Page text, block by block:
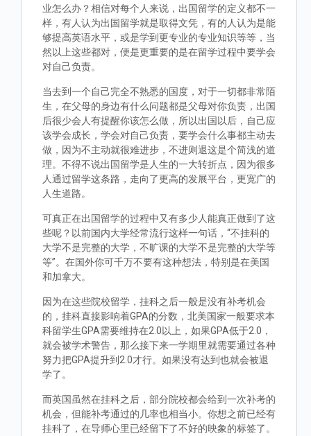
业怎么办？相信对每个人来说，出国留学的定义都不一
样，有人认为出国留学就是取得文凭，有的人认为是能
够提高英语水平，或是学到更专业的专业知识等等，当
然以上这些都对，便是更重要的是在留学过程中要学会
对自己负责。
当去到一个自己完全不熟悉的国度，对于一切都非常陌
生，在父母的身边有什么问题都是父母对你负责，出国
后很少会人有提醒你该怎么做，所以出国以后，自己应
该学会成长，学会对自己负责，要学会什么事都主动去
做，因为不主动就很难进步，不进则退这是个简浅的道
理。不得不说出国留学是人生的一大转折点，因为很多
人通过留学这条路，走向了更高的发展平台，更宽广的
人生道路。
可真正在出国留学的过程中又有多少人能真正做到了这
些呢？以前国内大学经常流行这样一句话，“不挂科的
大学不是完整的大学，不旷课的大学不是完整的大学等
等”。在国外你可千万不要有这种想法，特别是在美国
和加拿大。
因为在这些院校留学，挂科之后一般是没有补考机会
的，挂科直接影响着GPA的分数，北美国家一般要求本
科留学生GPA需要维持在2.0以上，如果GPA低于2.0，
就会被学术警告，那么接下来一学期里就需要通过各种
努力把GPA提升到2.0才行。如果没有达到也就会被退
学了。
而英国虽然在挂科之后，部分院校都会给到一次补考的
机会，但能补考通过的几率也相当小。你想之前已经有
挂科了，在导师心里已经留下了不好的映象的标签了。